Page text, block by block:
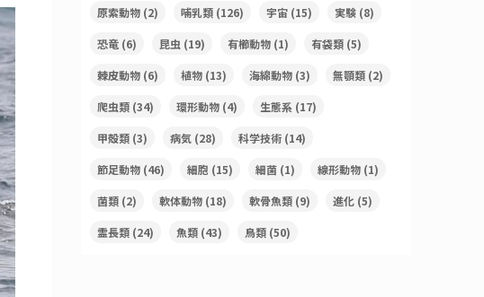
原索動物 (2) 哺乳類 (126) 宇宙 (15) 実験 (8)
恐竜 (6) 昆虫 (19) 有櫛動物 (1) 有袋類 (5)
棘皮動物 (6) 植物 (13) 海綿動物 (3) 無顎類 (2)
爬虫類 (34) 環形動物 (4) 生態系 (17)
甲殻類 (3) 病気 (28) 科学技術 (14)
節足動物 (46) 細胞 (15) 細菌 (1) 線形動物 (1)
菌類 (2) 軟体動物 (18) 軟骨魚類 (9) 進化 (5)
霊長類 (24) 魚類 (43) 鳥類 (50)